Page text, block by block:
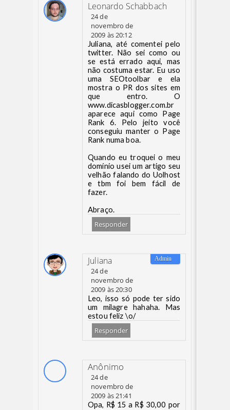
Leonardo Schabbach
24 de
novembro de
2009 às 20:12
Juliana, até comentei pelo
twitter. Não sei como ou
se está errado aqui, mas
não costuma estar. Eu uso
uma SEOtoolbar e ela
mostra o PR dos sites em
que entro. O
www.dicasblogger.com.br
aparece aqui como Page
Rank 6. Pelo jeito você
conseguiu manter o Page
Rank numa boa.
Quando eu troquei o meu
domínio usei um artigo seu
velhão falando do Uolhost
e tbm foi bem fácil de
fazer.
Abraço.
Responder
Juliana
24 de
novembro de
2009 às 20:30
Leo, isso só pode ter sido
um milagre hahaha. Mas
estou feliz \o/
Responder
Anônimo
24 de
novembro de
2009 às 21:41
Opa, R$ 15 a R$ 30,00 por